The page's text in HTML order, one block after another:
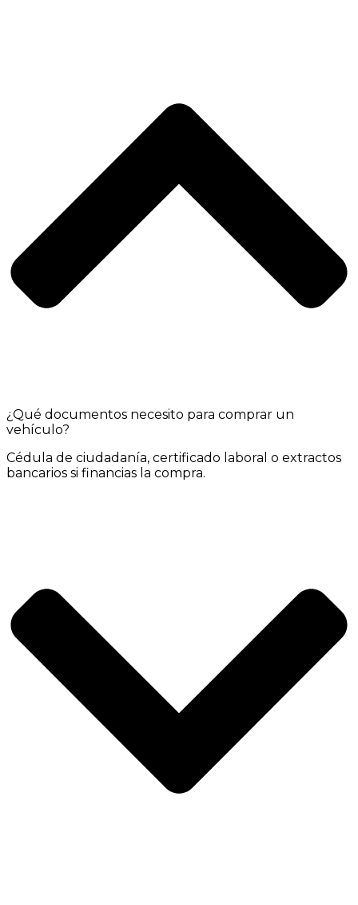
¿Qué documentos necesito para comprar un
vehículo?
Cédula de ciudadanía, certificado laboral o extractos
bancarios si financias la compra.